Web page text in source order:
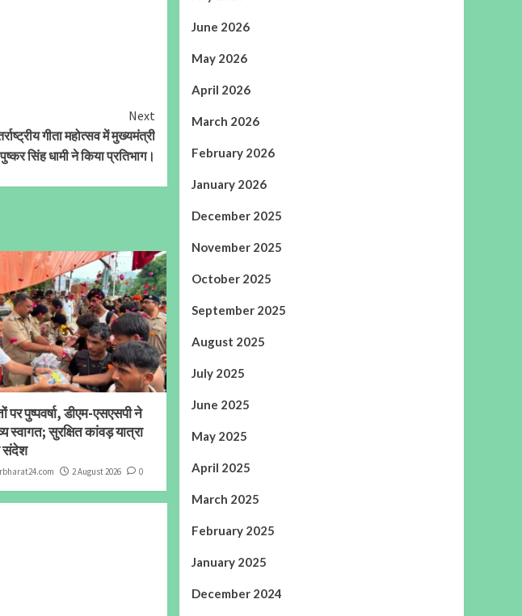
Next
गीता महोत्सव में मुख्यमंत्री
पुष्कर सिंह धामी ने किया प्रतिभाग।
पर पुष्पवर्षा, डीएम-एसएसपी ने
स्वागत; सुरक्षित कांवड़ यात्रा
संदेश
2 August 2026 0
June 2026
May 2026
April 2026
March 2026
February 2026
January 2026
December 2025
November 2025
October 2025
September 2025
August 2025
July 2025
June 2025
May 2025
April 2025
March 2025
February 2025
January 2025
December 2024